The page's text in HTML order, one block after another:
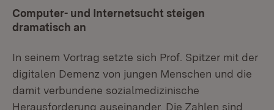
Computer- und Internetsucht steigen
dramatisch an
In seinem Vortrag setzte sich Prof. Spitzer mit der
digitalen Demenz von jungen Menschen und die
damit verbundene sozialmedizinische
Herausforderung auseinander. Die Zahlen sind